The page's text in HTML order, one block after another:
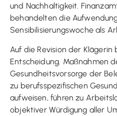
und Nachhaltigkeit.
behandelten die
Sensibilisierungswoche als
Auf die Revision der
Entscheidung. Maßnahmen
Gesundheitsvorsorge der
zu berufsspezifischen
aufweisen, führen zu
objektiver Würdigung aller